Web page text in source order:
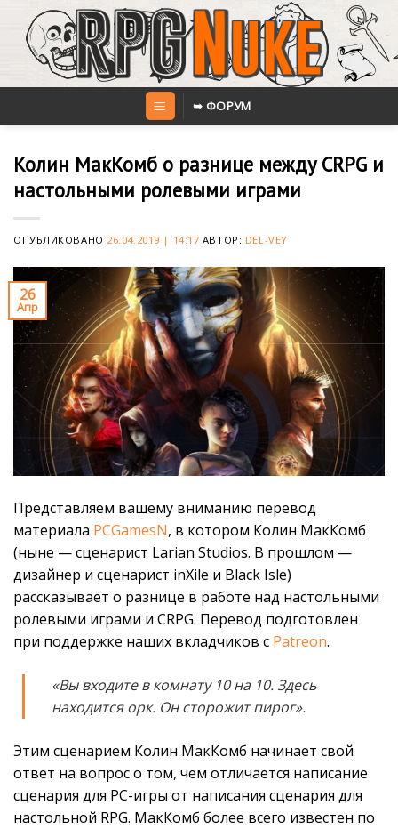
content
➥ ФОРУМ
Колин МакКомб о разнице между CRPG и
настольными ролевыми играми
ОПУБЛИКОВАНО 26.04.2019 | 14:17 АВТОР: DEL-VEY
26
Апр
Представляем вашему вниманию перевод
материала PCGamesN, в котором Колин МакКомб
(ныне — сценарист Larian Studios. В прошлом —
дизайнер и сценарист inXile и Black Isle)
рассказывает о разнице в работе над настольными
ролевыми играми и CRPG. Перевод подготовлен
при поддержке наших вкладчиков с Patreon.
«Вы входите в комнату 10 на 10. Здесь
находится орк. Он сторожит пирог».
Этим сценарием Колин МакКомб начинает свой
ответ на вопрос о том, чем отличается написание
сценария для PC-игры от написания сценария для
настольной RPG. МакКомб более всего известен по